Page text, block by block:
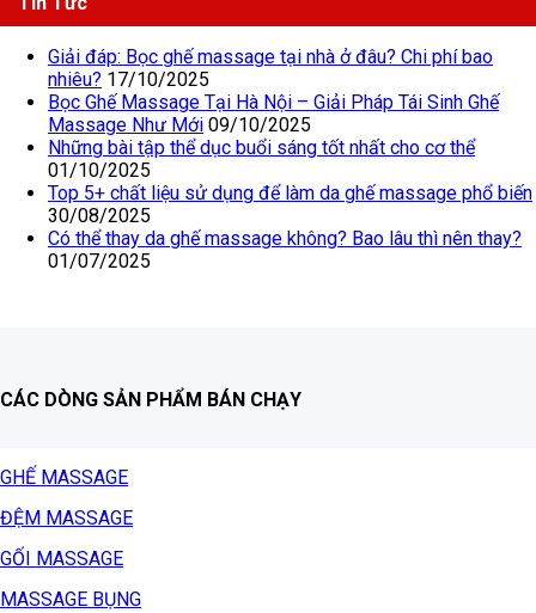
Giải đáp: Bọc ghế massage tại nhà ở đâu? Chi phí bao
nhiêu? 17/10/2025
Bọc Ghế Massage Tại Hà Nội – Giải Pháp Tái Sinh Ghế
Massage Như Mới 09/10/2025
Những bài tập thể dục buổi sáng tốt nhất cho cơ thể
01/10/2025
Top 5+ chất liệu sử dụng để làm da ghế massage phổ biến
30/08/2025
Có thể thay da ghế massage không? Bao lâu thì nên thay?
01/07/2025
CÁC DÒNG SẢN PHẨM BÁN CHẠY
GHẾ MASSAGE
ĐỆM MASSAGE
GỐI MASSAGE
MASSAGE BỤNG